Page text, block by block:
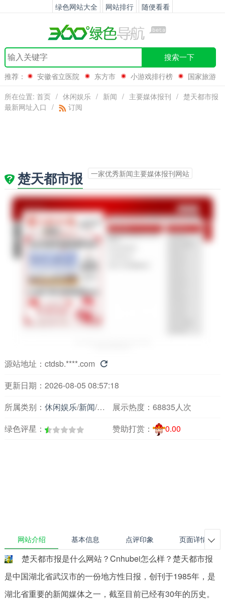
绿色网站大全 网站排行 随便看看
搜索一下
推荐： 安徽省立医院 东方市 小游戏排行榜
国家旅游
所在位置: 首页 / 休闲娱乐 / 新闻 / 主要媒体报刊 / 楚天都市报
最新网址入口 / 订阅
楚天都市报 一家优秀新闻主要媒体报刊网站
源站地址： ctdsb.****.com 
更新日期：2026-08-05 08:57:18
所属类别： 休闲娱乐/新闻/主要媒体报刊
展示热度： 68835人次
绿色评星：
赞助打赏： 0.00
网站介绍 基本信息 点评印象 页面详情 
楚天都市报是什么网站？Cnhubei怎么样？楚天都市报
是中国湖北省武汉市的一份地方性日报，创刊于1985年，是
湖北省重要的新闻媒体之一，截至目前已经有30年的历史。